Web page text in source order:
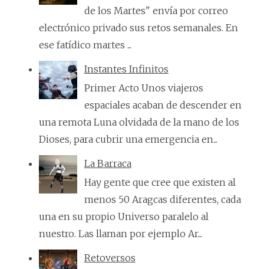
de los Martes" envía por correo
electrónico privado sus retos semanales. En
ese fatídico martes ...
Instantes Infinitos
Primer Acto Unos viajeros
espaciales acaban de descender en
una remota Luna olvidada de la mano de los
Dioses, para cubrir una emergencia en...
La Barraca
Hay gente que cree que existen al
menos 50 Aragcas diferentes, cada
una en su propio Universo paralelo al
nuestro. Las llaman por ejemplo Ar...
Retoversos